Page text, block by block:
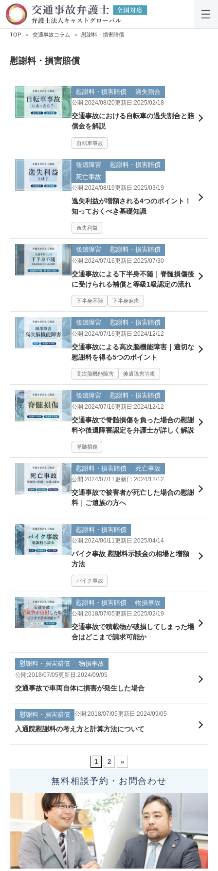
TOP 交通事故コラム 慰謝料・損害賠償
慰謝料・損害賠償
慰謝料・損害賠償 過失割合
公開:2024/08/20更新日:2025/02/18
交通事故における自転車の過失割合と賠
償金を解説
自転車事故
後遺障害
慰謝料・損害賠償
死亡事故
公開:2024/08/19更新日:2025/03/19
逸失利益が増額される4つのポイント！
知っておくべき基礎知識
逸失利益
後遺障害 慰謝料・損害賠償
公開:2024/07/16更新日:2025/07/30
交通事故による下半身不随｜脊髄損傷後
に受けられる補償と等級1級認定の流れ
下半身不随 下半身麻痺
後遺障害 慰謝料・損害賠償
公開:2024/07/16更新日:2024/12/12
交通事故による高次脳機能障害｜適切な
慰謝料を得る5つのポイント
高次脳機能障害 後遺障害等級
後遺障害 慰謝料・損害賠償
公開:2024/07/16更新日:2024/12/12
交通事故で脊髄損傷を負った場合の慰謝
料や後遺障害認定を弁護士が詳しく解説
脊髄損傷
慰謝料・損害賠償 死亡事故
公開:2024/07/11更新日:2024/12/12
交通事故で被害者が死亡した場合の慰謝
料｜ご遺族の方へ
慰謝料・損害賠償
公開:2024/06/11更新日:2025/04/14
バイク事故 慰謝料示談金の相場と増額
方法
バイク事故
慰謝料・損害賠償 物損事故
公開:2018/07/05更新日:2025/02/19
交通事故で積載物が破損してしまった場
合はどこまで請求可能か
慰謝料・損害賠償 物損事故
公開:2018/07/05更新日:2024/09/05
交通事故で車両自体に損害が発生した場合
慰謝料・損害賠償 公開:2018/07/05更新日:2024/09/05
入通院慰謝料の考え方と計算方法について
1 2 »
無料相談予約・お問合わせ